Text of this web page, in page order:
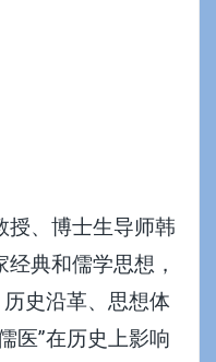
、博士生导师韩
典和儒学思想，
史沿革、思想体
医”在历史上影响